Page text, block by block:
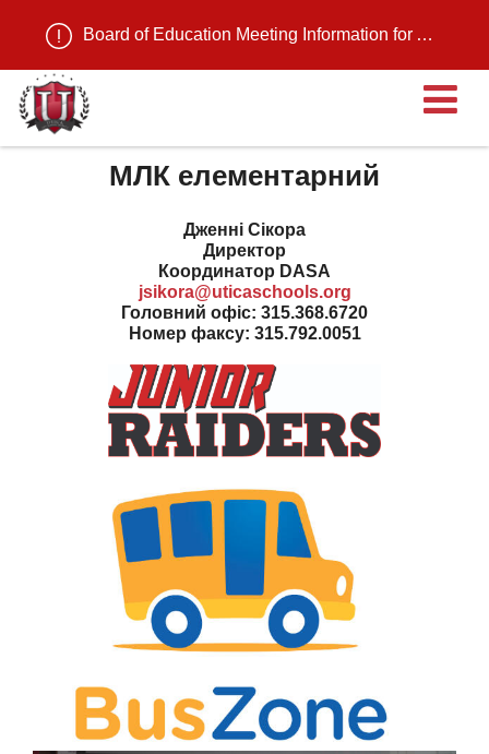
Board of Education Meeting Information for August 11, 2026
МЛК елементарний
Дженні Сікора
Директор
Координатор DASA
jsikora@uticaschools.org
Головний офіс: 315.368.6720
Номер факсу: 315.792.0051